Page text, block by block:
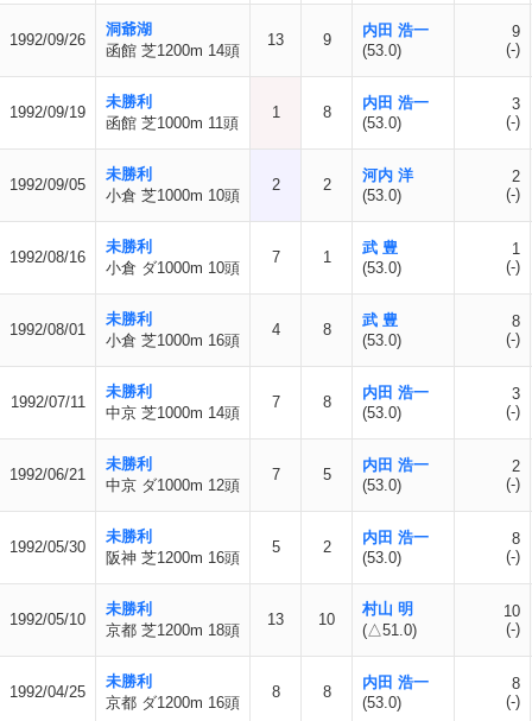
1992/09/26
洞爺湖
函館 芝1200m 14頭
13 9
内田 浩一
(53.0)
9
(-)
1992/09/19
未勝利
函館 芝1000m 11頭
1 8
内田 浩一
(53.0)
3
(-)
1992/09/05
未勝利
小倉 芝1000m 10頭
2 2
河内 洋
(53.0)
2
(-)
1992/08/16
未勝利
小倉 ダ1000m 10頭
7 1
武 豊
(53.0)
1
(-)
1992/08/01
未勝利
小倉 芝1000m 16頭
4 8
武 豊
(53.0)
8
(-)
1992/07/11
未勝利
中京 芝1000m 14頭
7 8
内田 浩一
(53.0)
3
(-)
1992/06/21
未勝利
中京 ダ1000m 12頭
7 5
内田 浩一
(53.0)
2
(-)
1992/05/30
未勝利
阪神 芝1200m 16頭
5 2
内田 浩一
(53.0)
8
(-)
1992/05/10
未勝利
京都 芝1200m 18頭
13 10
村山 明
(△51.0)
10
(-)
1992/04/25
未勝利
京都 ダ1200m 16頭
8 8
内田 浩一
(53.0)
8
(-)